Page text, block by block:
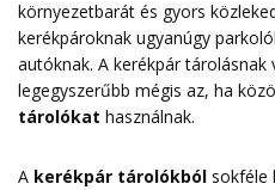
környezetbarát és gyors
kerékpároknak ugyanúgy
autóknak. A kerékpár
legegyszerűbb mégis az, ha
tárolókat használnak.
A kerékpár tárolókból sokféle